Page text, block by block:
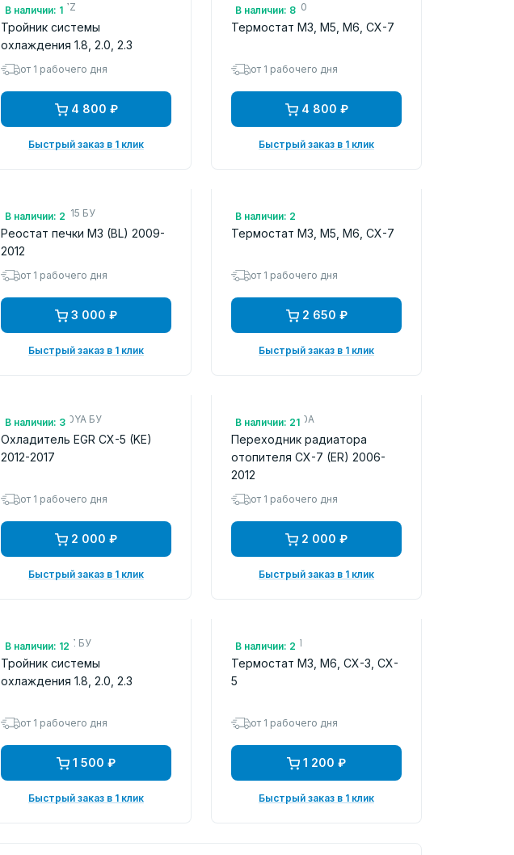
В наличии: 1
Арт.: L3271517Z
Тройник системы
охлаждения 1.8, 2.0, 2.3
от 1 рабочего дня
4 800 ₽
Быстрый заказ в 1 клик
В наличии: 8
Арт.: L33615170
Термостат M3, M5, M6, CX-7
от 1 рабочего дня
4 800 ₽
Быстрый заказ в 1 клик
В наличии: 2
Арт.: BBM461B15 БУ
Реостат печки M3 (BL) 2009-
2012
от 1 рабочего дня
3 000 ₽
Быстрый заказ в 1 клик
В наличии: 2
Арт.: LT1025
Термостат M3, M5, M6, CX-7
от 1 рабочего дня
2 650 ₽
Быстрый заказ в 1 клик
В наличии: 3
Арт.: SH012030YA БУ
Охладитель EGR CX-5 (KE)
2012-2017
от 1 рабочего дня
2 000 ₽
Быстрый заказ в 1 клик
В наличии: 21
Арт.: BJ1H61240A
Переходник радиатора
отопителя CX-7 (ER) 2006-
2012
от 1 рабочего дня
2 000 ₽
Быстрый заказ в 1 клик
В наличии: 12
Арт.: LF941517Z БУ
Тройник системы
охлаждения 1.8, 2.0, 2.3
от 1 рабочего дня
1 500 ₽
Быстрый заказ в 1 клик
В наличии: 2
Арт.: PE0115171
Термостат M3, M6, CX-3, CX-
5
от 1 рабочего дня
1 200 ₽
Быстрый заказ в 1 клик